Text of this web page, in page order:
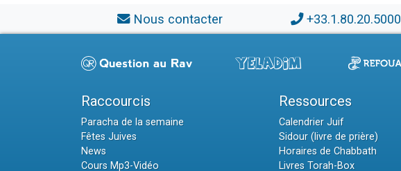
Nous contacter +33.1.80.20.5000
Raccourcis
Paracha de la semaine
Fêtes Juives
News
Cours Mp3-Vidéo
Ressources
Calendrier Juif
Sidour (livre de prière)
Horaires de Chabbath
Livres Torah-Box